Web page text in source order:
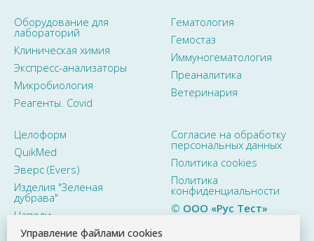
Оборудование для
лабораторий
Клиническая химия
Экспресс-анализаторы
Микробиология
Реагенты. Covid
Гематология
Гемостаз
Иммуногематология
Преаналитика
Ветеринария
Целоформ
QuikMed
Эверс (Evers)
Изделия "Зеленая
дубрава"
Наполи
Согласие на обработку
персональных данных
Политика cookies
Политика
конфиденциальности
© ООО «Рус Тест»
2015–2026. Все права
Управление файлами cookies